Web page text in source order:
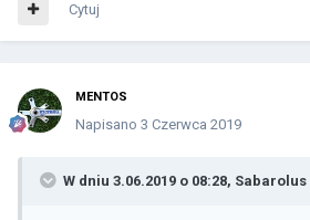
Cytuj
MENTOS
Napisano 3 Czerwca 2019
W dniu 3.06.2019 o 08:28, Sabarolus